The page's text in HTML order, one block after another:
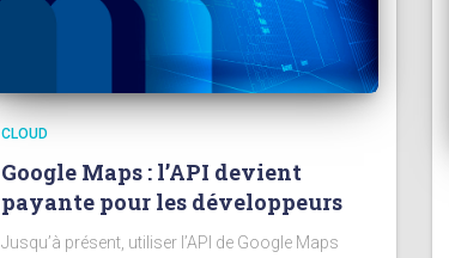
CLOUD
Google Maps : l’API devient
payante pour les développeurs
Jusqu’à présent, utiliser l’API de Google Maps